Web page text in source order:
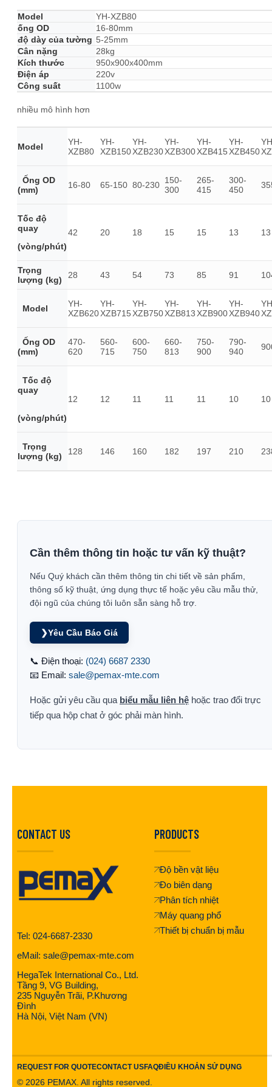
Model
YH-XZB80
ống OD
16-80mm
độ dày của tường 5-25mm
Cân nặng
28kg
Kích thước
950x900x400mm
Điện áp
220v
Công suất
1100w
nhiều mô hình hơn
Model
YH-
XZB80
YH-
XZB150
YH-
XZB230
YH-
XZB300
YH-
XZB415
YH-
XZB450
Ống OD
(mm)
16-80 65-150 80-230 150-
300
265-
415
300-
450
Tốc độ
quay
(vòng/phút)
42 20 18 15 15 13 13
Trọng
lượng (kg)
28 43 54 73 85 91
Model
YH-
XZB620
YH-
XZB715
YH-
XZB750
YH-
XZB813
YH-
XZB900
YH-
XZB940
Ống OD
(mm)
470-
620
560-
715
600-
750
660-
813
750-
900
790-
940
Tốc độ
quay
(vòng/phút)
12 12 11 11 11 10 10
Trọng
lượng (kg)
128 146 160 182 197 210
Cần thêm thông tin hoặc tư vấn kỹ thuật?
Nếu Quý khách cần thêm thông tin chi tiết về sản phẩm,
thông số kỹ thuật, ứng dụng thực tế hoặc yêu cầu mẫu thử,
đội ngũ của chúng tôi luôn sẵn sàng hỗ trợ.
❯Yêu Cầu Báo Giá
📞 Điện thoại: (024) 6687 2330
📧 Email: sale@pemax-mte.com
Hoặc gửi yêu cầu qua biểu mẫu liên hệ hoặc trao đổi trực
tiếp qua hộp chat ở góc phải màn hình.
CONTACT US
Tel: 024-6687-2330
eMail: sale@pemax-mte.com
HegaTek International Co., Ltd.
Tầng 9, VG Building,
235 Nguyễn Trãi, P.Khương
Đình
Hà Nội, Việt Nam (VN)
PRODUCTS
Độ bền vật liệu
Đo biên dạng
Phân tích nhiệt
Máy quang phổ
Thiết bị chuẩn bị mẫu
REQUEST FOR QUOTECONTACT USFAQĐIỀU KHOẢN SỬ DỤNG
© 2026 PEMAX. All rights reserved.